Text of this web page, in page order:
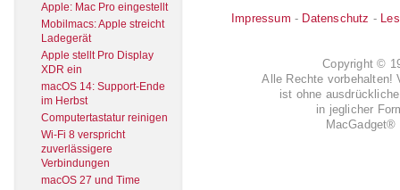
Apple: Mac Pro eingestellt
Mobilmacs: Apple streicht
Ladegerät
Apple stellt Pro Display
XDR ein
macOS 14: Support-Ende
im Herbst
Computertastatur reinigen
Wi-Fi 8 verspricht
zuverlässigere
Verbindungen
macOS 27 und Time
Impressum - Datenschutz -
Copyright ©
Alle Rechte vorbehalten!
ist ohne
in jeglicher
MacGadget®